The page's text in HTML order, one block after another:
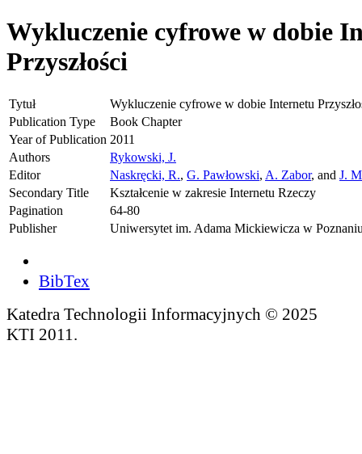
Wykluczenie cyfrowe w dobie
Przyszłości
Tytuł
Wykluczenie cyfrowe w dobie Internetu
Publication Type
Book Chapter
Year of Publication 2011
Authors
Rykowski, J.
Editor
Naskręcki, R., G. Pawłowski, A. Zabor, and J.
Secondary Title
Kształcenie w zakresie Internetu Rzeczy
Pagination
64-80
Publisher
Uniwersytet im. Adama Mickiewicza w
BibTex
Katedra Technologii Informacyjnych © 2025
KTI 2011.